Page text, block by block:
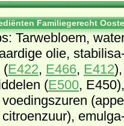
Familiegerecht
Tar­we­bloem,
olie,
(E422, E466, E412),
(E500, E450),
voe­dings­zu­ren
ci­troen­zuur),